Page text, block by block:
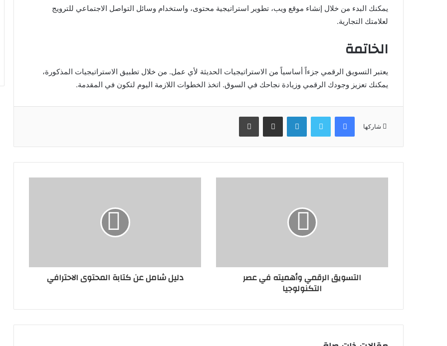
يمكنك البدء من خلال إنشاء موقع ويب، تطوير استراتيجية محتوى، واستخدام وسائل التواصل الاجتماعي للترويج
لعلامتك التجارية.
الخاتمة
يعتبر التسويق الرقمي جزءاً أساسياً من الاستراتيجيات الحديثة لأي عمل. من خلال تطبيق الاستراتيجيات المذكورة،
يمكنك تعزيز وجودك الرقمي وزيادة نجاحك في السوق. اتخذ الخطوات اللازمة اليوم لتكون في المقدمة.
شاركها
فيسبوك لينكدإن
التسويق الرقمي وأهميته في عصر
التكنولوجيا
دليل شامل عن كتابة المحتوى الاحترافي